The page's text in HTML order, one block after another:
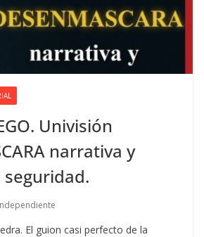
Univisión
narrativa y
El guion casi perfecto de la